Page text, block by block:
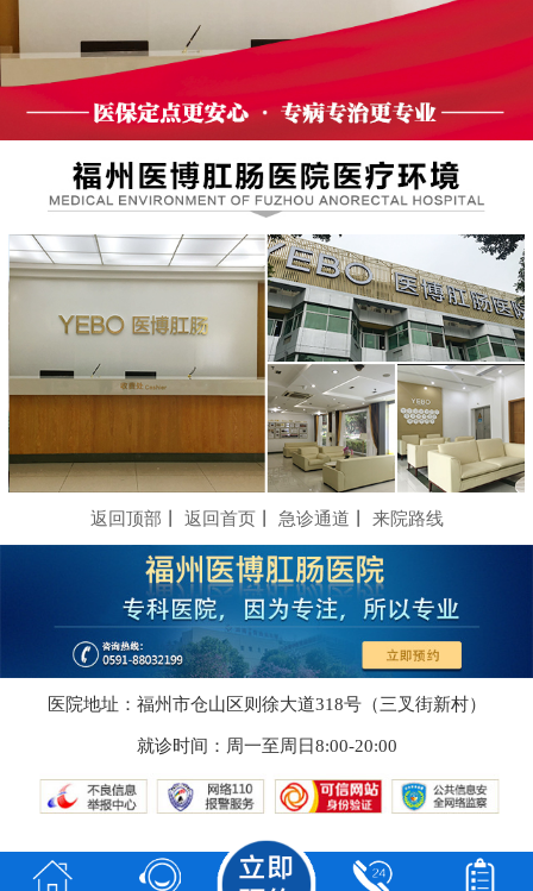
返回顶部 返回首页丨 急诊通道 来院路线
医院地址：福州市仓山区则徐大道318号（三叉街新村）
就诊时间：周一至周日8:00-20:00